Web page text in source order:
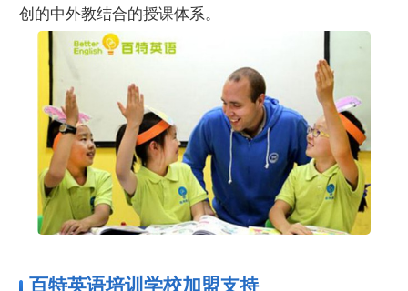
创的中外教结合的授课体系。
百特英语培训学校加盟支持